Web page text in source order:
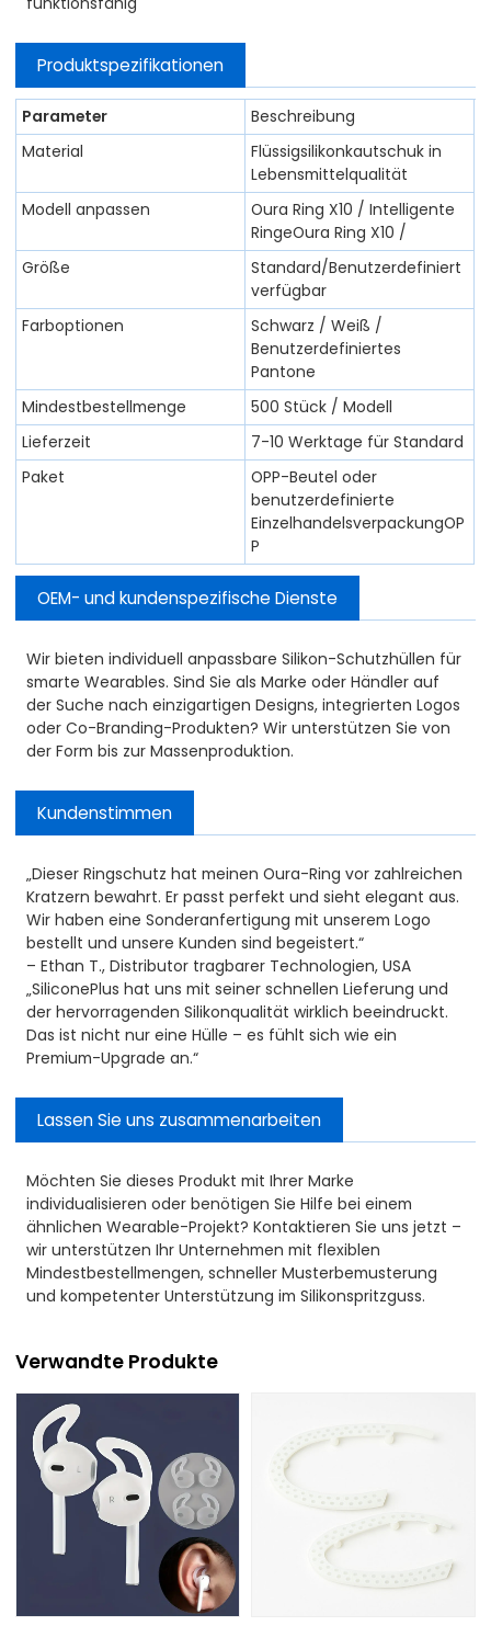
Produktspezifikationen
Parameter
Beschreibung
Material
Flüssigsilikonkautschuk in
Lebensmittelqualität
Modell anpassen
Oura Ring X10 / Intelligente
RingeOura Ring X10 /
Größe
Standard/Benutzerdefiniert
verfügbar
Farboptionen
Schwarz / Weiß /
Benutzerdefiniertes
Pantone
Mindestbestellmenge
500 Stück / Modell
Lieferzeit
7-10 Werktage für Standard
Paket
OPP-Beutel oder
benutzerdefinierte
EinzelhandelsverpackungOP
P
OEM- und kundenspezifische Dienste
Wir bieten individuell anpassbare Silikon-Schutzhüllen für
smarte Wearables. Sind Sie als Marke oder Händler auf
der Suche nach einzigartigen Designs, integrierten Logos
oder Co-Branding-Produkten? Wir unterstützen Sie von
der Form bis zur Massenproduktion.
Kundenstimmen
„Dieser Ringschutz hat meinen Oura-Ring vor zahlreichen
Kratzern bewahrt. Er passt perfekt und sieht elegant aus.
Wir haben eine Sonderanfertigung mit unserem Logo
bestellt und unsere Kunden sind begeistert.“
– Ethan T., Distributor tragbarer Technologien, USA
„SiliconePlus hat uns mit seiner schnellen Lieferung und
der hervorragenden Silikonqualität wirklich beeindruckt.
Das ist nicht nur eine Hülle – es fühlt sich wie ein
Premium-Upgrade an.“
Lassen Sie uns zusammenarbeiten
Möchten Sie dieses Produkt mit Ihrer Marke
individualisieren oder benötigen Sie Hilfe bei einem
ähnlichen Wearable-Projekt? Kontaktieren Sie uns jetzt –
wir unterstützen Ihr Unternehmen mit flexiblen
Mindestbestellmengen, schneller Musterbemusterung
und kompetenter Unterstützung im Silikonspritzguss.
Verwandte Produkte